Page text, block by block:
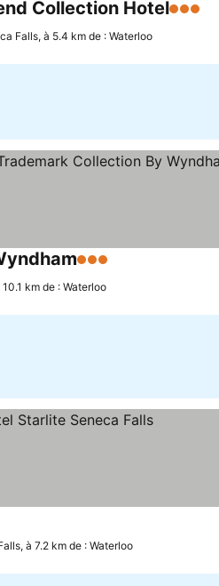
Collection Hotel3 Étoiles
Falls, à 5.4 km de : Waterloo
3 Étoiles
km de : Waterloo
à 7.2 km de : Waterloo